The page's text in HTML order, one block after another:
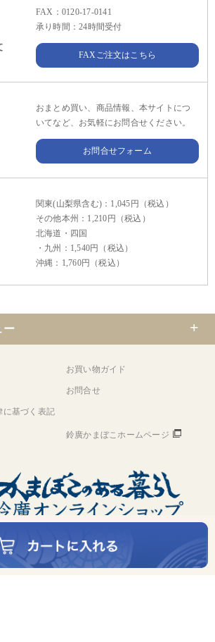
FAX：0120-17-0141
承り時間：24時間受付
FAXご注文はこちら
おまとめ買い、商品情報、本サイトにつ
いてなど、お気軽にお問合せください。
お問合せフォーム
関東(山梨県含む)：1,045円（税込）
その他本州：1,210円（税込）
北海道・四国
・九州：1,540円（税込）
沖縄：1,760円（税込）
ー
お買い物ガイド
お問合せ
に基づく表記
鈴廣かまぼこホームページ
Suzuhiro Co.,Ltd. All rights reserved.